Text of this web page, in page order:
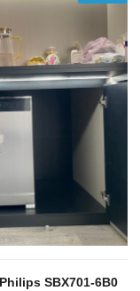
SBX701-6B0